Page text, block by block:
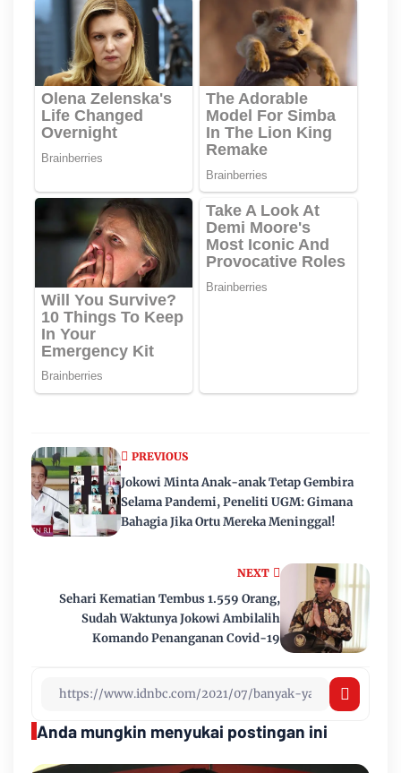
NEXT
Sehari Kematian Tembus 1.559 Orang,
Sudah Waktunya Jokowi Ambilalih
Komando Penanganan Covid-19
PREVIOUS
Jokowi Minta Anak-anak Tetap Gembira
Selama Pandemi, Peneliti UGM: Gimana
Bahagia Jika Ortu Mereka Meninggal!
Anda mungkin menyukai postingan ini